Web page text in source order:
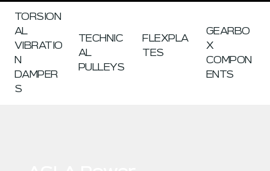
TECHNIC
AL
PULLEYS
FLEXPLA
TES
TORSION
AL
VIBRATIO
N
DAMPER
S
GEARBO
X
COMPON
ENTS